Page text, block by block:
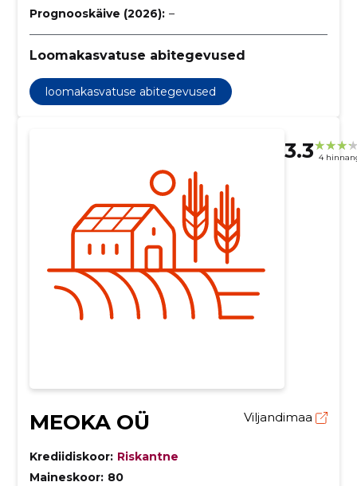
Prognooskäive (2026): –
Loomakasvatuse abitegevused
loomakasvatuse abitegevused
3.3 4
MEOKA OÜ Viljandimaa
Krediidiskoor: Riskantne
Maineskoor: 80